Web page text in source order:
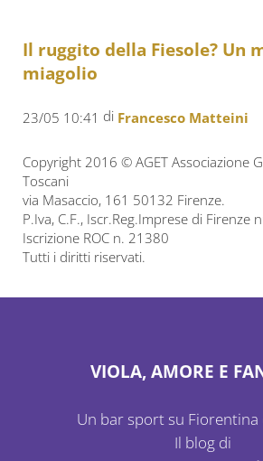
Il ruggito della Fiesole? Un
miagolio
23/05 10:41 di Francesco Matteini
Copyright 2016 © AGET Associazione
Toscani
via Masaccio, 161 50132 Firenze.
P.Iva, C.F., Iscr.Reg.Imprese di
Iscrizione ROC n. 21380
Tutti i diritti riservati.
VIOLA, AMORE E
Un bar sport su
Il blog di